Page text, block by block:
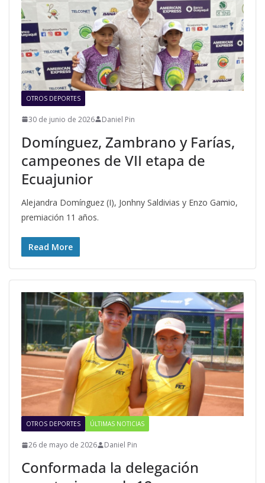
OTROS DEPORTES
30 de junio de 2026 Daniel Pin
Domínguez, Zambrano y Farías,
campeones de VII etapa de
Ecuajunior
Alejandra Domínguez (I), Jonhny Saldivias y Enzo Gamio,
premiación 11 años.
Read More
OTROS DEPORTES ÚLTIMAS NOTICIAS
26 de mayo de 2026 Daniel Pin
Conformada la delegación